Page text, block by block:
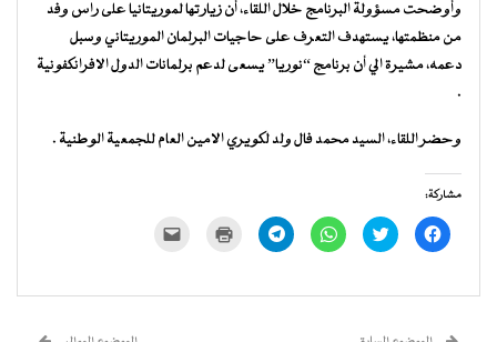
وأوضحت مسؤولة البرنامج خلال اللقاء، أن زيارتها لموريتانيا على راس وفد
من منظمتها، يستهدف التعرف على حاجيات البرلمان الموريتاني وسبل
دعمه، مشيرة الي أن برنامج “نوريا” يسعى لدعم برلمانات الدول الافرانكفونية
.
وحضر اللقاء، السيد محمد فال ولد لكويري الامين العام للجمعية الوطنية .
مشاركة:
انقر
للمشاركة
في
اضغط
للمشاركة
في
انقر
للمشاركة
في
انقر
للمشاركة
في
للطباعة
جديدة) الإلكتروني